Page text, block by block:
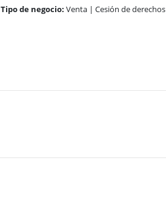
Tipo de negocio: Venta | Cesión de derechos